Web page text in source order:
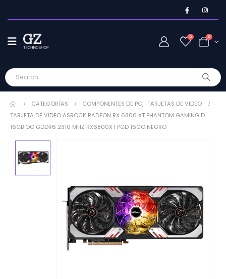
0 0
CATEGORÍAS COMPONENTES DE PC, TARJETAS DE VIDEO
TARJETA DE VIDEO ASROCK RADEON RX 6800 XT PHANTOM GAMING D
16GB OC GDDR6 2310 MHZ RX6800XT PGD 16GO NEGRO